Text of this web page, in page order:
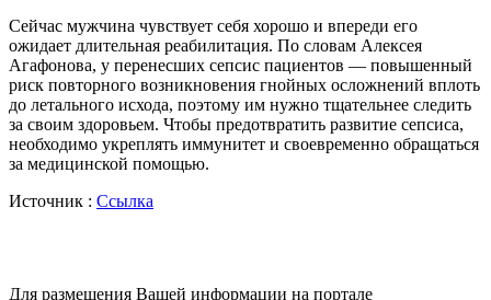
Сейчас мужчина чувствует себя хорошо и впереди его
ожидает длительная реабилитация. По словам Алексея
Агафонова, у перенесших сепсис пациентов — повышенный
риск повторного возникновения гнойных осложнений вплоть
до летального исхода, поэтому им нужно тщательнее следить
за своим здоровьем. Чтобы предотвратить развитие сепсиса,
необходимо укреплять иммунитет и своевременно обращаться
за медицинской помощью.
Источник : Ссылка
Для размещения Вашей информации на портале